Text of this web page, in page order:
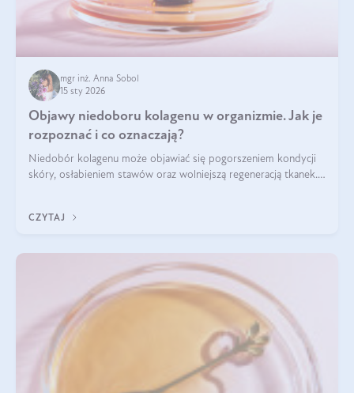
mgr inż. Anna Sobol
15 sty 2026
Objawy niedoboru kolagenu w organizmie. Jak je
rozpoznać i co oznaczają?
Niedobór kolagenu może objawiać się pogorszeniem kondycji
skóry, osłabieniem stawów oraz wolniejszą regeneracją tkanek.
osłabienie włosów.
CZYTAJ